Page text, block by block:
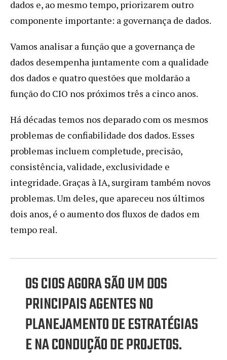
dados e, ao mesmo tempo, priorizarem outro
componente importante: a governança de dados.
Vamos analisar a função que a governança de
dados desempenha juntamente com a qualidade
dos dados e quatro questões que moldarão a
função do CIO nos próximos três a cinco anos.
Há décadas temos nos deparado com os mesmos
problemas de confiabilidade dos dados. Esses
problemas incluem completude, precisão,
consistência, validade, exclusividade e
integridade. Graças à IA, surgiram também novos
problemas. Um deles, que apareceu nos últimos
dois anos, é o aumento dos fluxos de dados em
tempo real.
OS CIOS AGORA SÃO UM DOS
PRINCIPAIS AGENTES NO
PLANEJAMENTO DE ESTRATÉGIAS
E NA CONDUÇÃO DE PROJETOS.